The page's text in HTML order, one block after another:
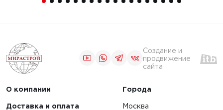
Создание и
продвижение
сайта
О компании
Доставка и оплата
Города
Москва